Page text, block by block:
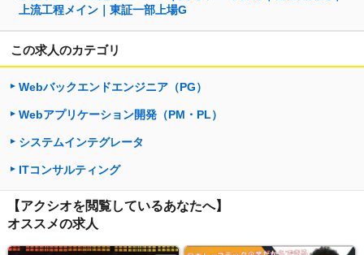
上流工程メイン｜東証一部上場G
この求人のカテゴリ
Webバックエンドエンジニア（PG）
Webアプリケーション開発（PM・PL）
システムインテグレータ
ITコンサルティング
【アクシオを閲覧しているあなたへ】
オススメの求人